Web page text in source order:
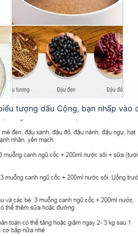
tượng dấu Cộng, bạn nhấp vào